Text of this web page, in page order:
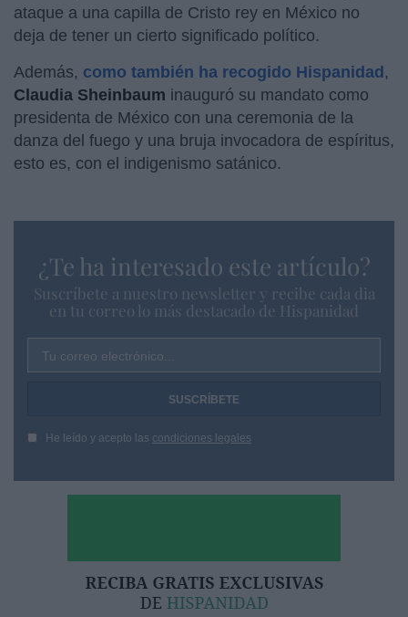
ataque a una capilla de Cristo rey en México no
deja de tener un cierto significado político.
Además, como también ha recogido Hispanidad,
Claudia Sheinbaum inauguró su mandato como
presidenta de México con una ceremonia de la
danza del fuego y una bruja invocadora de espíritus,
esto es, con el indigenismo satánico.
¿Te ha interesado este artículo?
Suscríbete a nuestro newsletter y recibe cada dia
en tu correo lo más destacado de Hispanidad
Tu correo electrónico...
He leído y acepto las condiciones legales